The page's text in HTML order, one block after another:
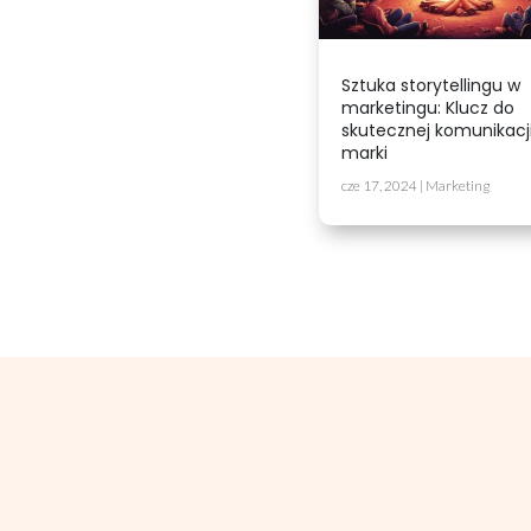
Sztuka storytellingu w
marketingu: Klucz do
skutecznej
marki
cze 17, 2024 | Marketing